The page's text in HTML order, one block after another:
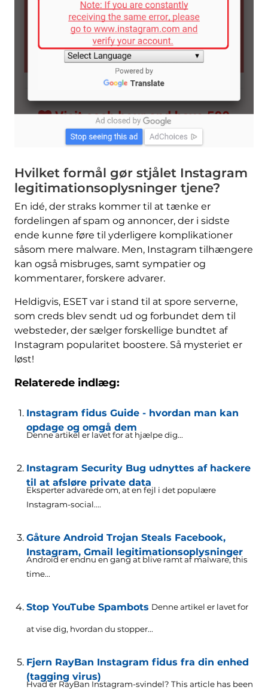
Hvilket formål gør stjålet Instagram
legitimationsoplysninger tjene?
En idé, der straks kommer til at tænke er
fordelingen af ​​spam og annoncer, der i sidste
ende kunne føre til yderligere komplikationer
såsom mere malware. Men, Instagram tilhængere
kan også misbruges, samt sympatier og
kommentarer, forskere advarer.
Heldigvis, ESET var i stand til at spore serverne,
som creds blev sendt ud og forbundet dem til
websteder, der sælger forskellige bundtet af
Instagram popularitet boostere. Så mysteriet er
løst!
Relaterede indlæg:
Instagram fidus Guide - hvordan man kan
opdage og omgå dem
Denne artikel er lavet for at hjælpe dig...
Instagram Security Bug udnyttes af hackere
til at afsløre private data
Eksperter advarede om, at en fejl i det populære
Instagram-social....
Gåture Android Trojan Steals Facebook,
Instagram, Gmail legitimationsoplysninger
Android er endnu en gang at blive ramt af malware,this
time...
Stop YouTube Spambots Denne artikel er lavet for
at vise dig, hvordan du stopper...
Fjern RayBan Instagram fidus fra din enhed
(tagging virus)
Hvad er RayBan Instagram-svindel? This article has been